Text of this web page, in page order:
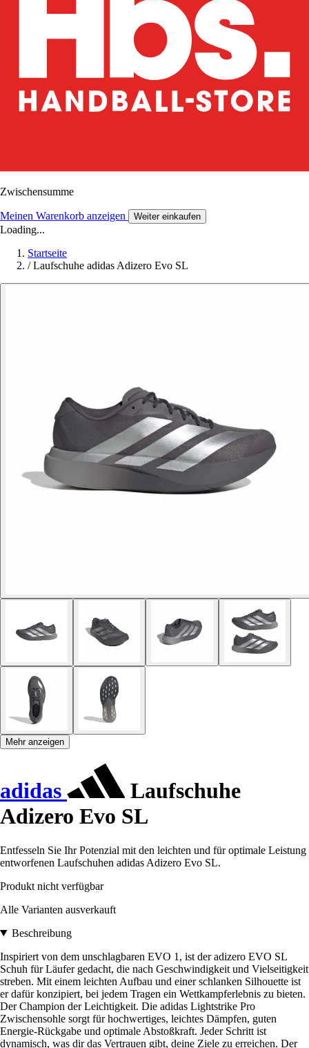
Zwischensumme
Meinen Warenkorb anzeigen Weiter einkaufen
Loading...
Startseite
/ Laufschuhe adidas Adizero Evo SL
Mehr anzeigen
adidas
Laufschuhe
Adizero Evo SL
Entfesseln Sie Ihr Potenzial mit den leichten und für optimale Leistung
entworfenen Laufschuhen adidas Adizero Evo SL.
Produkt nicht verfügbar
Alle Varianten ausverkauft
Beschreibung
Inspiriert von dem unschlagbaren EVO 1, ist der adizero EVO SL
Schuh für Läufer gedacht, die nach Geschwindigkeit und Vielseitigkeit
streben. Mit einem leichten Aufbau und einer schlanken Silhouette ist
er dafür konzipiert, bei jedem Tragen ein Wettkampferlebnis zu bieten.
Der Champion der Leichtigkeit. Die adidas Lightstrike Pro
Zwischensohle sorgt für hochwertiges, leichtes Dämpfen, guten
Energie-Rückgabe und optimale Abstoßkraft. Jeder Schritt ist
dynamisch, was dir das Vertrauen gibt, deine Ziele zu erreichen. Der